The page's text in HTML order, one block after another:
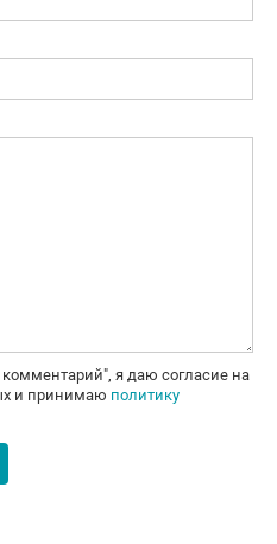
я даю согласие на
и принимаю политику